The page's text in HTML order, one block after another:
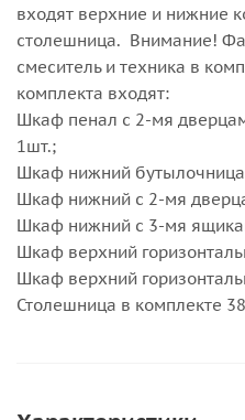
входят верхние и нижние
столешница. Внимание!
смеситель и техника в
комплекта входят:
Шкаф пенал с 2-мя
1шт.;
Шкаф нижний
Шкаф нижний с 2-мя
Шкаф нижний с 3-мя
Шкаф верхний
Шкаф верхний
Столешница в комплекте